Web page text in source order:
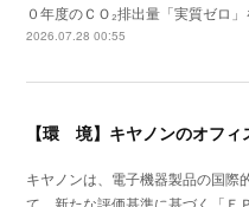
０年度のＣＯ₂排出量「実質ゼロ
2026.07.28 00:55
キヤノンは、電子機器製品の国際
て、新たな評価基準に基づく「